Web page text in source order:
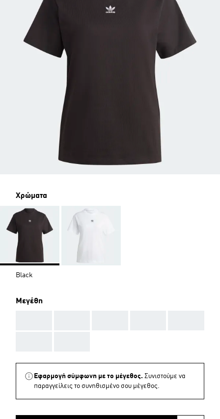
Χρώματα
Black
Μεγέθη
Εφαρμογή σύμφωνη με το μέγεθος. Συνιστούμε να
παραγγείλεις το συνηθισμένο σου μέγεθος.